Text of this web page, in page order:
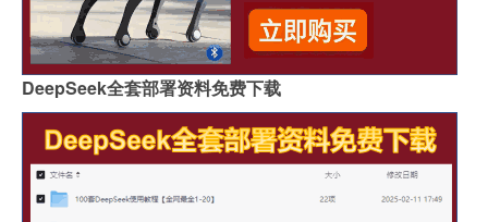
DeepSeek全套部署资料免费下载